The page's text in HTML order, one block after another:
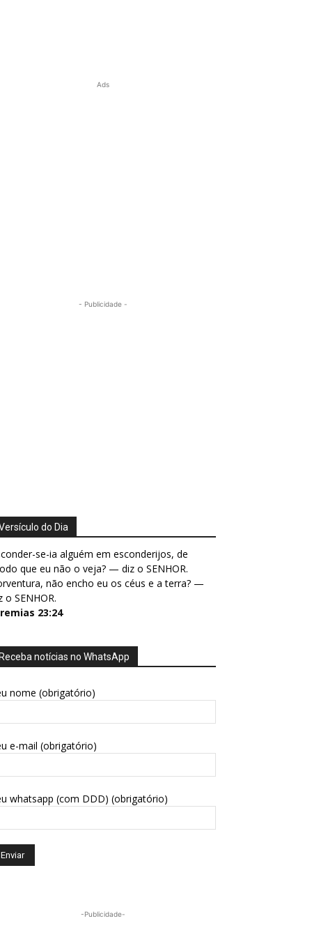
Ads
- Publicidade -
do Dia
se-ia alguém em esconderijos, de
que eu não o veja? — diz o SENHOR.
não encho eu os céus e a terra? —
o SENHOR.
23:24
Receba notícias no WhatsApp
nome (obrigatório)
e-mail (obrigatório)
whatsapp (com DDD) (obrigatório)
-Publicidade-